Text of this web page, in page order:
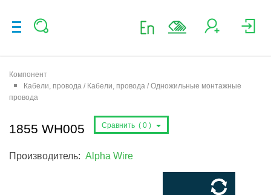
Компонент
Кабели, провода / Кабели, провода / Одножильные монтажные
провода
1855 WH005 Сравнить ( 0 )
Производитель: Alpha Wire